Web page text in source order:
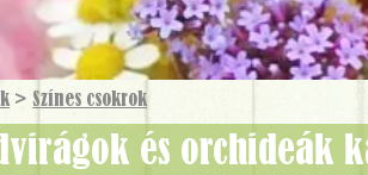
>Színes csokrok
és orchideák